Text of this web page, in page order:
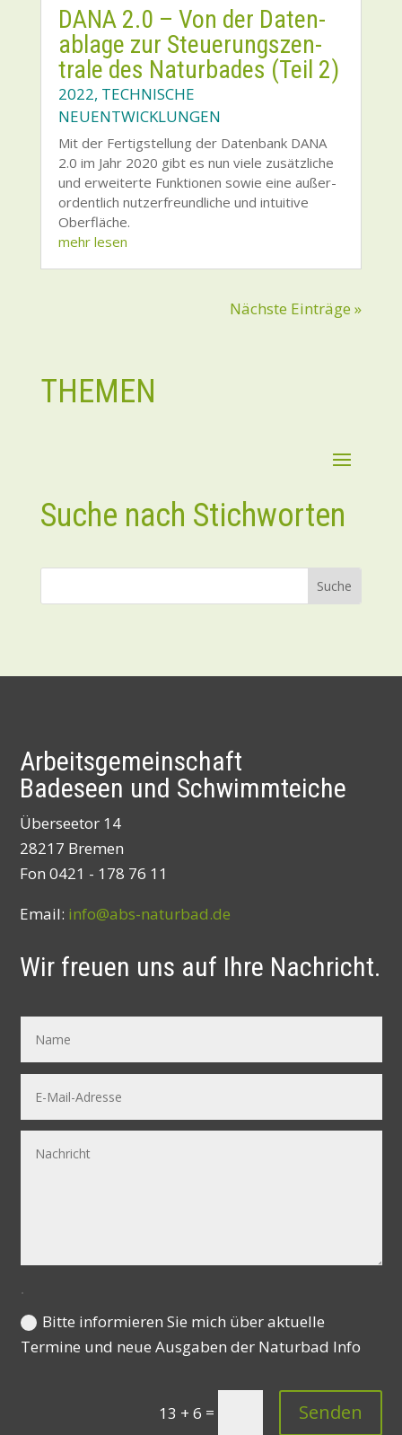
DANA 2.0 – Von der Daten­
ab­la­ge zur Steue­rungs­zen­
tra­le des Natur­ba­des (Teil 2)
2022, TECHNISCHE
NEUENTWICKLUNGEN
Mit der Fer­tig­stel­lung der Daten­bank DANA
2.0 im Jahr 2020 gibt es nun vie­le zusätz­li­che
und erwei­ter­te Funk­tio­nen sowie eine außer­
or­dent­lich nut­zer­freund­li­che und intui­ti­ve
Ober­flä­che.
mehr lesen
Nächste Einträge »
THEMEN
Suche nach Stichworten
Arbeitsgemeinschaft
Badeseen und Schwimmteiche
Überseetor 14
28217 Bremen
Fon 0421 - 178 76 11
Email: info@abs-naturbad.de
Wir freuen uns auf Ihre Nachricht.
.
Bitte informieren Sie mich über aktuelle
Termine und neue Ausgaben der Naturbad Info
13 + 6 = Senden